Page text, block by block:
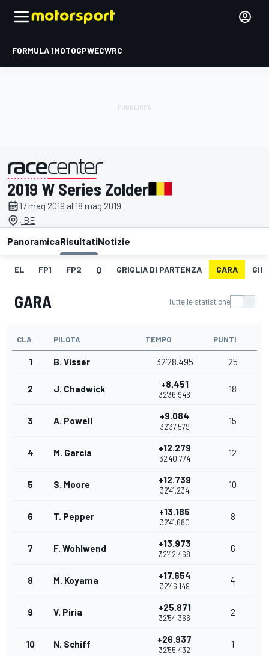
FORMULA 1MOTOGPWECWRC
presentato da
2019 W Series Zolder
17 mag 2019 al 18 mag 2019
, BE
PanoramicaRisultatiNotizie
EL FP1 FP2 Q GRIGLIA DI PARTENZA GARA
GARA Tutte le statistiche
CLA PILOTA TEMPO PUNTI
1 B. Visser 32'28.495 25
2 J. Chadwick +8.451
32'36.946
18
3 A. Powell +9.084
32'37.579
15
4 M. Garcia +12.279
32'40.774
12
5 S. Moore +12.739
32'41.234
10
6 T. Pepper +13.185
32'41.680
8
7 F. Wohlwend +13.973
32'42.468
6
8 M. Koyama +17.654
32'46.149
4
9 V. Piria +25.871
32'54.366
2
10 N. Schiff +26.937
32'55.432
1